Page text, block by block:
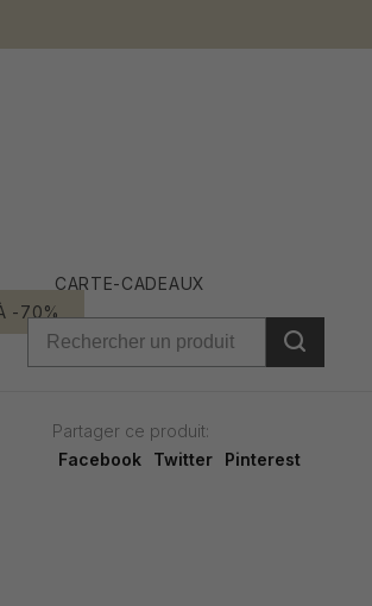
CARTE-CADEAUX
-70%
Partager ce produit:
Facebook
Twitter Pinterest